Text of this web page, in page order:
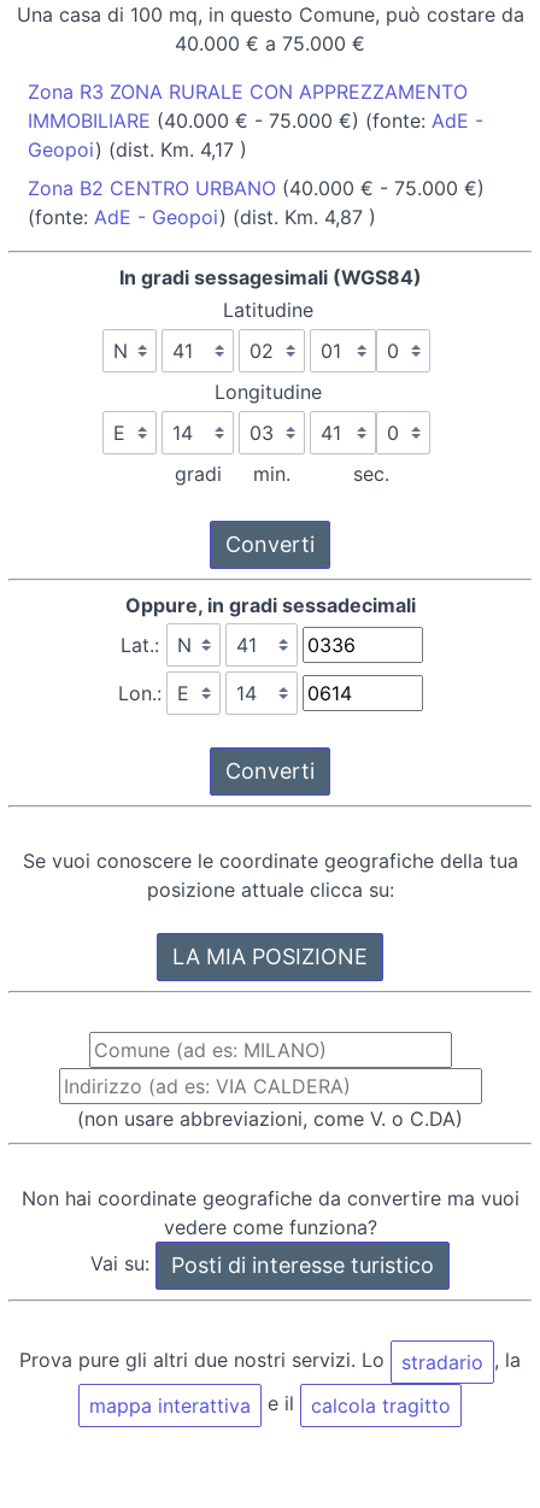
Una casa di 100 mq, in questo Comune, può costare da
40.000 € a 75.000 €
Zona R3 ZONA RURALE CON APPREZZAMENTO
IMMOBILIARE (40.000 € - 75.000 €) (fonte: AdE -
Geopoi) (dist. Km. 4,17 )
Zona B2 CENTRO URBANO (40.000 € - 75.000 €)
(fonte: AdE - Geopoi) (dist. Km. 4,87 )
In gradi sessagesimali (WGS84)
Latitudine
Longitudine
gradi min. sec.
Oppure, in gradi sessadecimali
Lat.:
Lon.:
Se vuoi conoscere le coordinate geografiche della tua
posizione attuale clicca su:
(non usare abbreviazioni, come V. o C.DA)
Non hai coordinate geografiche da convertire ma vuoi
vedere come funziona?
Vai su:
Prova pure gli altri due nostri servizi. Lo stradario , la
mappa interattiva
e il calcola tragitto